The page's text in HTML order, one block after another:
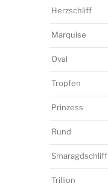
Herzschliff
Marquise
Oval
Tropfen
Prinzess
Rund
Smaragdschliff
Trillion